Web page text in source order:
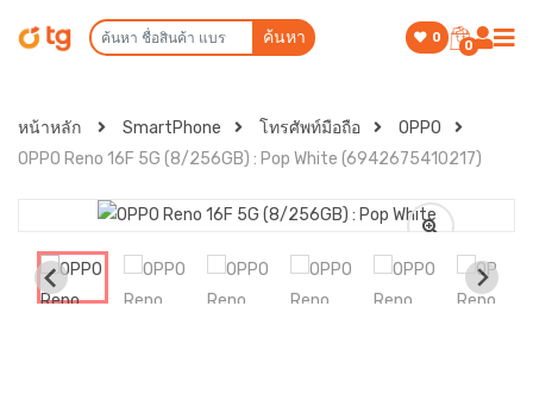
ค้นหา 0
0
หน้าหลัก SmartPhone โทรศัพท์มือถือ
OPPO
OPPO Reno 16F 5G (8/256GB) : Pop White (6942675410217)